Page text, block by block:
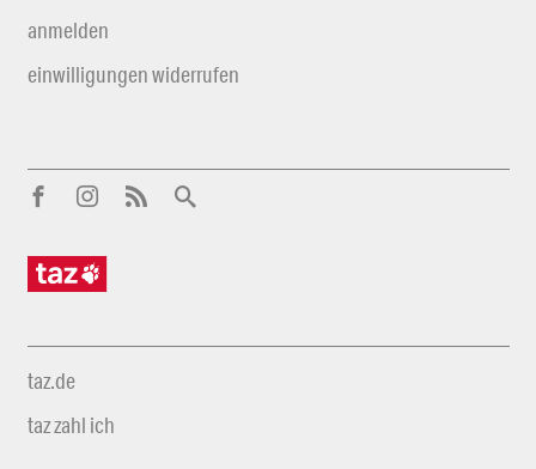
anmelden
einwilligungen widerrufen
taz.de
taz zahl ich